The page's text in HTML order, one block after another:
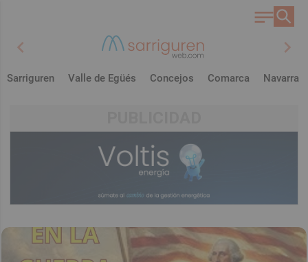
chevron_left chevron_right
Sarriguren Valle de Egüés Concejos Comarca Navarra